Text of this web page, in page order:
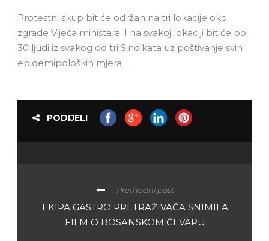
Protestni skup bit će održan na tri lokacije oko
zgrade Vijeća ministara. I na svakoj lokaciji bit će po
30 ljudi iz svakog od tri Sindikata uz poštivanje svih
epidemipoloških mjera .
PODIJELI
Prethodni post
EKIPA GASTRO PRETRAŽIVAČA SNIMILA
FILM O BOSANSKOM ĆEVAPU